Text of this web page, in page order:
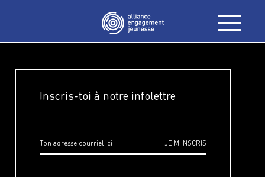
Inscris-toi à notre infolettre